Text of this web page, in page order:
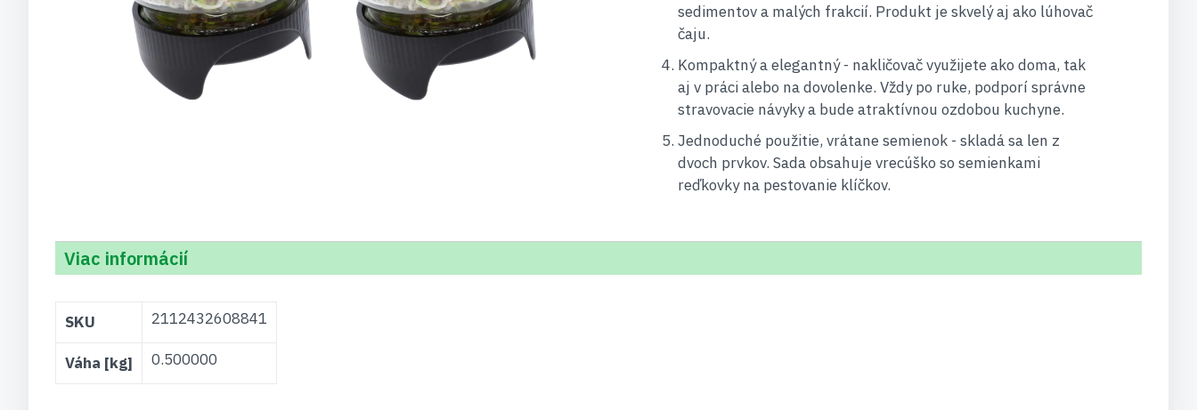
sedimentov a malých frakcií. Produkt je skvelý aj ako lúhovač
čaju.
Kompaktný a elegantný - nakličovač využijete ako doma, tak
aj v práci alebo na dovolenke. Vždy po ruke, podporí správne
stravovacie návyky a bude atraktívnou ozdobou kuchyne.
Jednoduché použitie, vrátane semienok - skladá sa len z
dvoch prvkov. Sada obsahuje vrecúško so semienkami
reďkovky na pestovanie klíčkov.
Viac informácií
informácií
SKU 2112432608841
Váha [kg] 0.500000